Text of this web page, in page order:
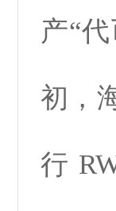
产“
初，
行